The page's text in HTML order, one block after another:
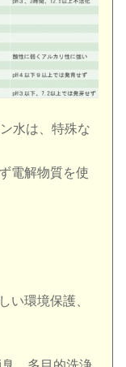
水は、特殊な
電解物質を使
い環境保護、